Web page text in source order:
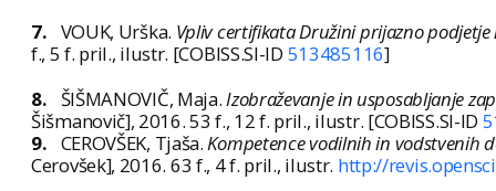
7. VOUK, Urška. Vpliv certifikata Družini prijazno
f., 5 f. pril., ilustr. [COBISS.SI-ID 513485116]
8. ŠIŠMANOVIČ, Maja.Izobraževanje in usposabljanje
Šišmanovič], 2016. 53 f., 12 f. pril., ilustr. [COBISS.SI-ID
9. CEROVŠEK, Tjaša.Kompetence vodilnih in vodstvenih
Cerovšek], 2016. 63 f., 4 f. pril., ilustr. http://